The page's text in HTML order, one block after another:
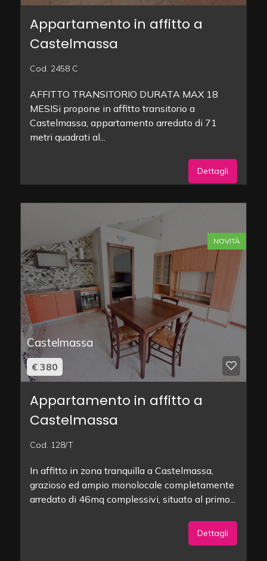
Appartamento in affitto a
Castelmassa
Cod. 2458 C
AFFITTO TRANSITORIO DURATA MAX 18
MESISi propone in affitto transitorio a
Castelmassa, appartamento arredato di 71
metri quadrati al...
Dettagli
NOVITÀ
Castelmassa
€ 380
Appartamento in affitto a
Castelmassa
Cod. 128/T
In affitto in zona tranquilla a Castelmassa,
grazioso ed ampio monolocale completamente
arredato di 46mq complessivi, situato al primo...
Dettagli